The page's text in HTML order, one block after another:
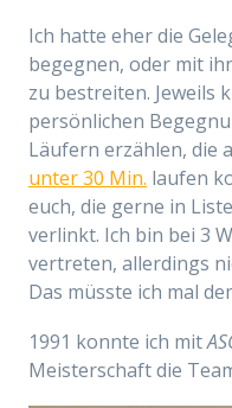
Ich hatte eher die
begegnen, oder mit
zu bestreiten. Jeweils
persönlichen
Läufern erzählen, die
unter 30 Min. laufen
euch, die gerne in
verlinkt. Ich bin bei 3
vertreten, allerdings
Das müsste ich mal
1991 konnte ich mit
Meisterschaft die